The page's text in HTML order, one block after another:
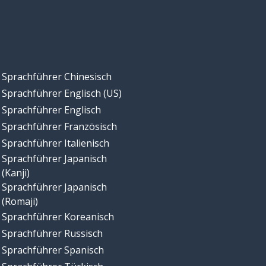
Sprachführer Chinesisch
Sprachführer Englisch (US)
Sprachführer Englisch
Sprachführer Französisch
Sprachführer Italienisch
Sprachführer Japanisch
(Kanji)
Sprachführer Japanisch
(Romaji)
Sprachführer Koreanisch
Sprachführer Russisch
Sprachführer Spanisch